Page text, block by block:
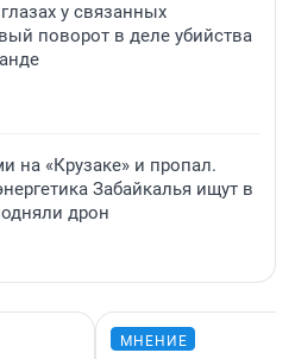
у связанных
поворот в деле убийства
на «Крузаке» и пропал.
Забайкалья ищут в
дрон
МНЕНИЕ